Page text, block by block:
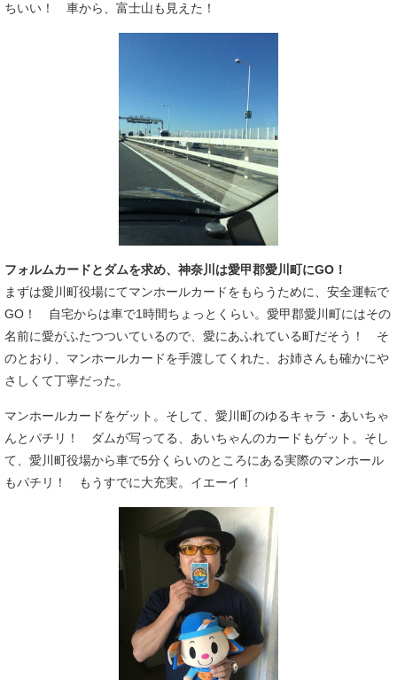
ちいい！ 車から、富士山も見えた！
フォルムカードとダムを求め、神奈川は愛甲郡愛川町にGO！
まずは愛川町役場にてマンホールカードをもらうために、安全運転で
GO！ 自宅からは車で1時間ちょっとくらい。愛甲郡愛川町にはその
名前に愛がふたつついているので、愛にあふれている町だそう！ そ
のとおり、マンホールカードを手渡してくれた、お姉さんも確かにや
さしくて丁寧だった。
マンホールカードをゲット。そして、愛川町のゆるキャラ・あいちゃ
んとパチリ！ ダムが写ってる、あいちゃんのカードもゲット。そし
て、愛川町役場から車で5分くらいのところにある実際のマンホール
もパチリ！ もうすでに大充実。イエーイ！